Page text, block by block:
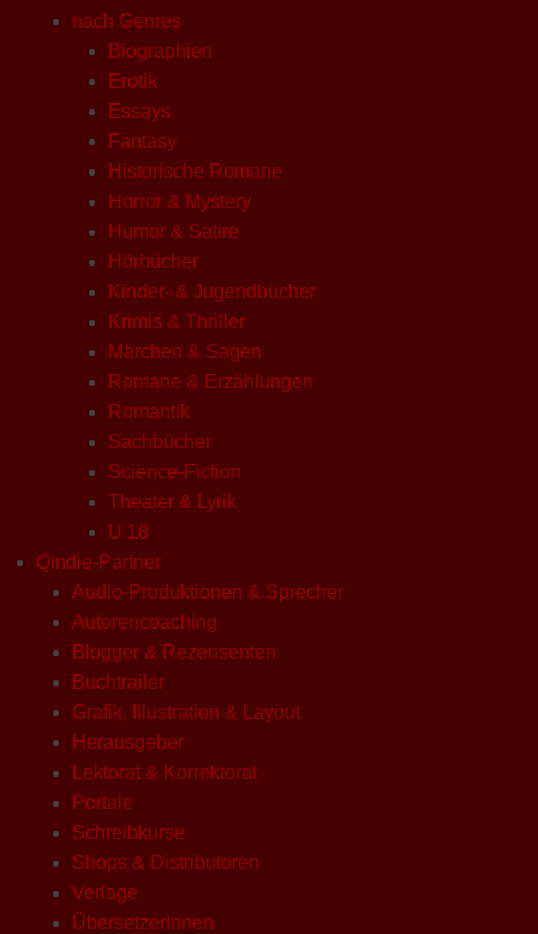
nach Genres
Biographien
Erotik
Essays
Fantasy
Historische Romane
Horror & Mystery
Humor & Satire
Hörbücher
Kinder- & Jugendbücher
Krimis & Thriller
Märchen & Sagen
Romane & Erzählungen
Romantik
Sachbücher
Science-Fiction
Theater & Lyrik
U 18
Qindie-Partner
Audio-Produktionen & Sprecher
Autorencoaching
Blogger & Rezensenten
Buchtrailer
Grafik, Illustration & Layout
Herausgeber
Lektorat & Korrektorat
Portale
Schreibkurse
Shops & Distributoren
Verlage
ÜbersetzerInnen